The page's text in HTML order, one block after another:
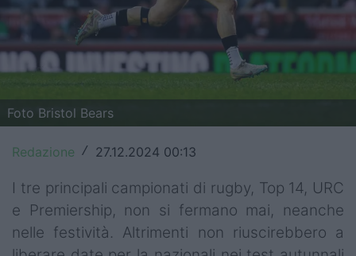
Rugby World Cup
Super Rugby
Mercato
Serie A Elite
Campionati
Serie A
Foto Bristol Bears
Redazione / 27.12.2024 00:13
I tre principali campionati di rugby, Top 14, URC
e Premiership, non si fermano mai, neanche
nelle festività. Altrimenti non riuscirebbero a